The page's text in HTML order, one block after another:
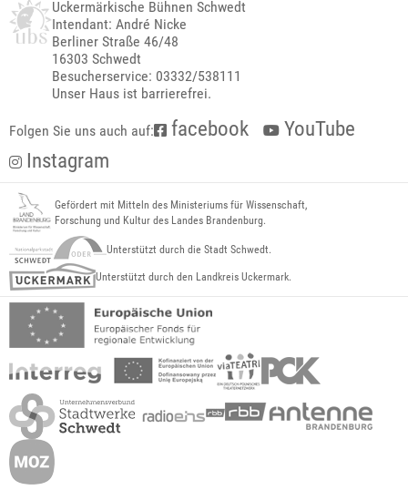
Uckermärkische Bühnen Schwedt
Intendant: André Nicke
Berliner Straße 46/48
16303 Schwedt
Besucherservice: 03332/538111
Unser Haus ist barrierefrei.
Folgen Sie uns auch auf: facebook
YouTube
Instagram
Gefördert mit Mitteln des Ministeriums für Wissenschaft,
Forschung und Kultur des Landes Brandenburg.
Unterstützt durch die Stadt Schwedt.
Unterstützt durch den Landkreis Uckermark.